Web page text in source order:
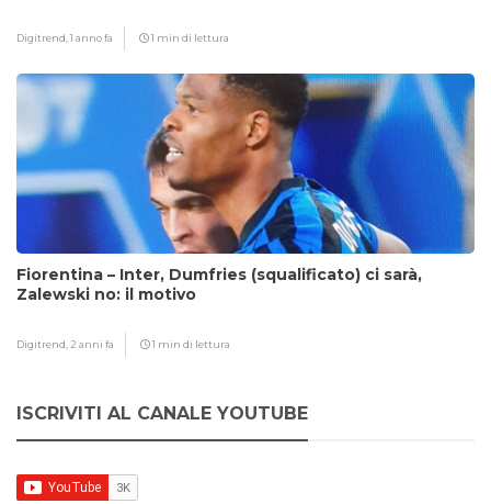
Digitrend,1 anno fa 1 min di lettura
Fiorentina – Inter, Dumfries (squalificato) ci sarà,
Zalewski no: il motivo
Digitrend, 2 anni fa 1 min di lettura
ISCRIVITI AL CANALE YOUTUBE